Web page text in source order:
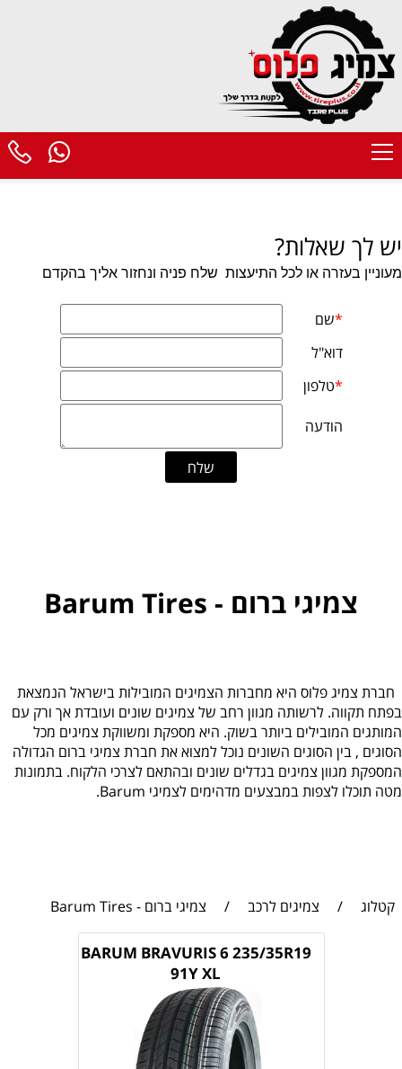
יש לך שאלות?
מעוניין בעזרה או לכל התיעצות שלח פניה ונחזור אליך בהקדם
צמיגי ברום - Barum Tires
חברת צמיג פלוס היא מחברות הצמיגים המובילות בישראל הנמצאת
בפתח תקווה. לרשותה מגוון רחב של צמיגים שונים ועובדת אך ורק עם
המותגים המובילים ביותר בשוק. היא מספקת ומשווקת צמיגים מכל
הסוגים , בין הסוגים השונים נוכל למצוא את חברת צמיגי ברום הגדולה
המספקת מגוון צמיגים בגדלים שונים ובהתאם לצרכי הלקוח. בתמונות
מטה תוכלו לצפות במבצעים מדהימים לצמיגי Barum.
קטלוג / צמיגים לרכב / צמיגי ברום - Barum Tires
BARUM BRAVURIS 6 235/35R19
91Y XL